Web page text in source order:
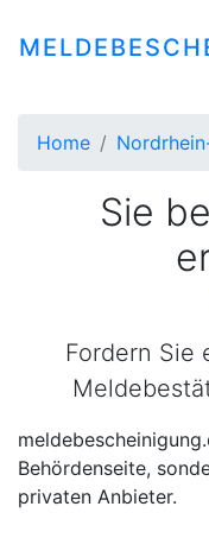
Home
Sie
Fordern Sie
Behördenseite,
privaten Anbieter.